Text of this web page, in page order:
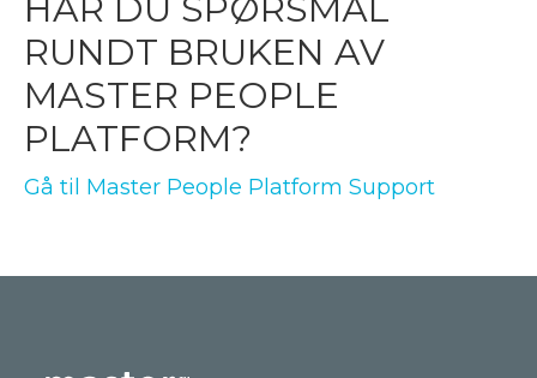
HAR DU SPØRSMÅL
RUNDT BRUKEN AV
MASTER PEOPLE
PLATFORM?
Gå til Master People Platform Support